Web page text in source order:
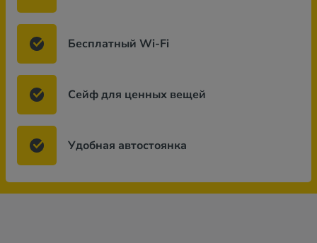
Бесплатный Wi-Fi
Сейф для ценных вещей
Удобная автостоянка